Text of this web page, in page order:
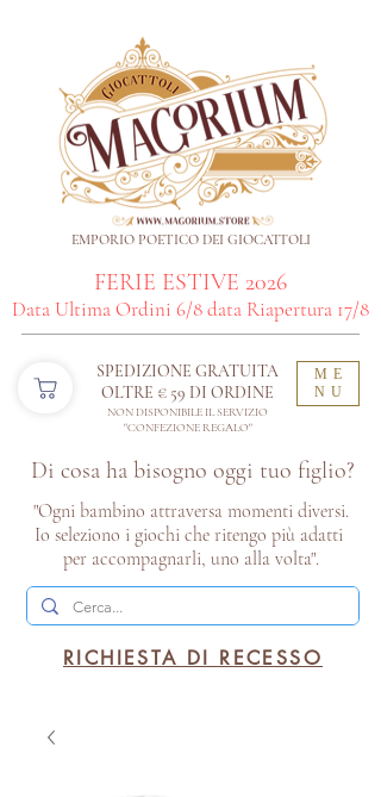
ME
NU
Di cosa ha bisogno oggi tuo figlio?
SPEDIZIONE GRATUITA
OLTRE € 59 DI ORDINE​
NON DISPONIBILE IL SERVIZIO
"CONFEZIONE REGALO"
"Ogni bambino attraversa momenti diversi.
Io seleziono i giochi che ritengo più adatti
per accompagnarli, uno alla volta".
EMPORIO POETICO DEI GIOCATTOLI
RICHIESTA DI RECESSO
FERIE ESTIVE 2026
Data Ultima Ordini 6/8 data Riapertura 17/8